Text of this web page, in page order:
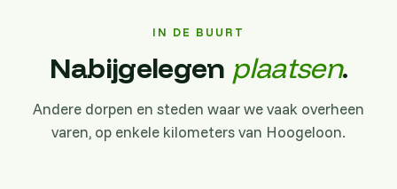
IN DE BUURT
Nabijgelegen plaatsen.
Andere dorpen en steden waar we vaak overheen
varen, op enkele kilometers van Hoogeloon.